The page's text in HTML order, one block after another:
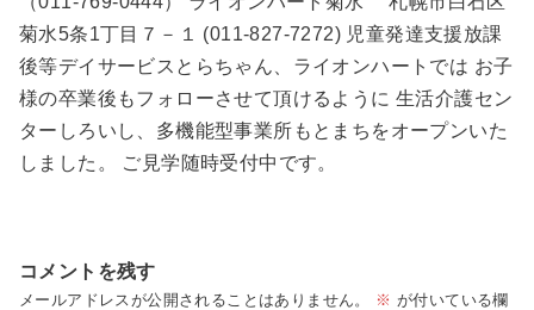
菊水5条1丁目７－１ (011-827-7272) 児童発達支援放課
後等デイサービスとらちゃん、ライオンハートでは お子
様の卒業後もフォローさせて頂けるように 生活介護セン
ターしろいし、多機能型事業所もとまちをオープンいた
しました。 ご見学随時受付中です。
コメントを残す
メールアドレスが公開されることはありません。 ※ が付いている欄